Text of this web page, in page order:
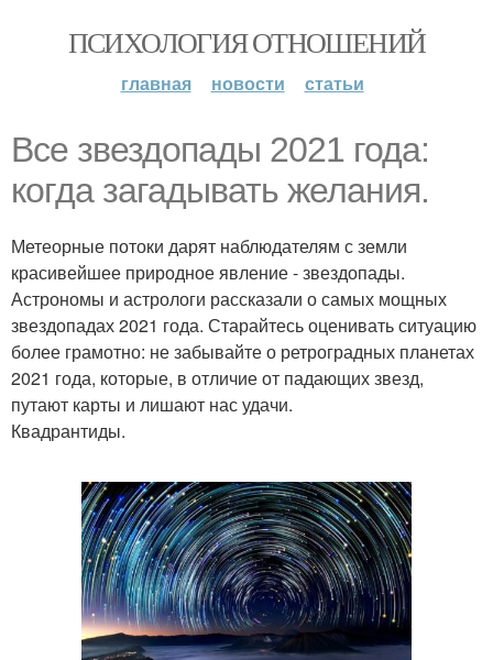
ПСИХОЛОГИЯ ОТНОШЕНИЙ
главная новости статьи
Все звездопады 2021 года:
когда загадывать желания.
Метеорные потоки дарят наблюдателям с земли
красивейшее природное явление - звездопады.
Астрономы и астрологи рассказали о самых мощных
звездопадах 2021 года. Старайтесь оценивать ситуацию
более грамотно: не забывайте о ретроградных планетах
2021 года, которые, в отличие от падающих звезд,
путают карты и лишают нас удачи.
Квадрантиды.